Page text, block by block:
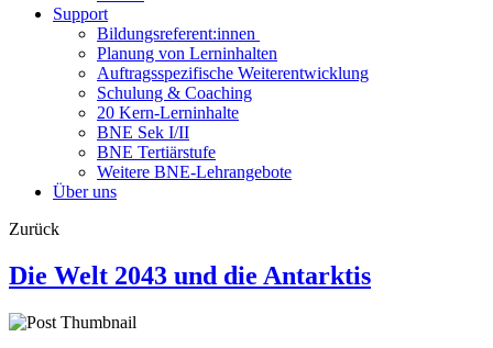
Support
Bildungsreferent:innen
Planung von Lerninhalten
Auftragsspezifische Weiterentwicklung
Schulung & Coaching
20 Kern-Lerninhalte
BNE Sek I/II
BNE Tertiärstufe
Weitere BNE-Lehrangebote
Über uns
Zurück
Die Welt 2043 und die Antarktis